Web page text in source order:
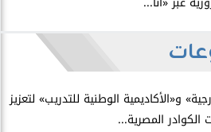
و«الأكاديمية الوطنية للتدريب» لتعزيز
الكوادر المصرية...